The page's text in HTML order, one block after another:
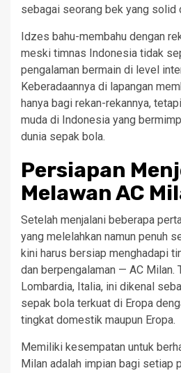
sebagai seorang bek yang solid
Idzes bahu-membahu dengan
meski timnas Indonesia tidak
pengalaman bermain di level
Keberadaannya di lapangan
hanya bagi rekan-rekannya,
muda di Indonesia yang
dunia sepak bola.
Persiapan
Melawan AC
Setelah menjalani beberapa
yang melelahkan namun penuh
kini harus bersiap menghadapi
dan berpengalaman — AC Milan.
Lombardia, Italia, ini dikenal
sepak bola terkuat di Eropa
tingkat domestik maupun Eropa.
Memiliki kesempatan untuk
Milan adalah impian bagi setiap